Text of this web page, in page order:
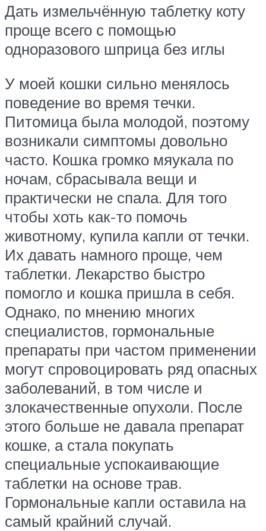
Дать измельчённую таблетку коту
проще всего с помощью
одноразового шприца без иглы
У моей кошки сильно менялось
поведение во время течки.
Питомица была молодой, поэтому
возникали симптомы довольно
часто. Кошка громко мяукала по
ночам, сбрасывала вещи и
практически не спала. Для того
чтобы хоть как-то помочь
животному, купила капли от течки.
Их давать намного проще, чем
таблетки. Лекарство быстро
помогло и кошка пришла в себя.
Однако, по мнению многих
специалистов, гормональные
препараты при частом применении
могут спровоцировать ряд опасных
заболеваний, в том числе и
злокачественные опухоли. После
этого больше не давала препарат
кошке, а стала покупать
специальные успокаивающие
таблетки на основе трав.
Гормональные капли оставила на
самый крайний случай.